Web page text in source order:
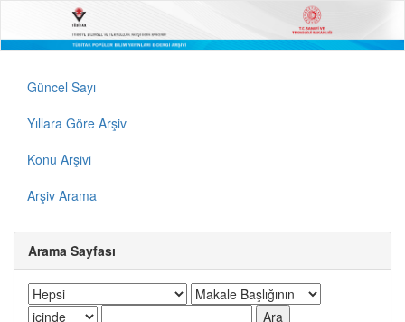
Güncel Sayı
Yıllara Göre Arşiv
Konu Arşivi
Arşiv Arama
Arama Sayfası